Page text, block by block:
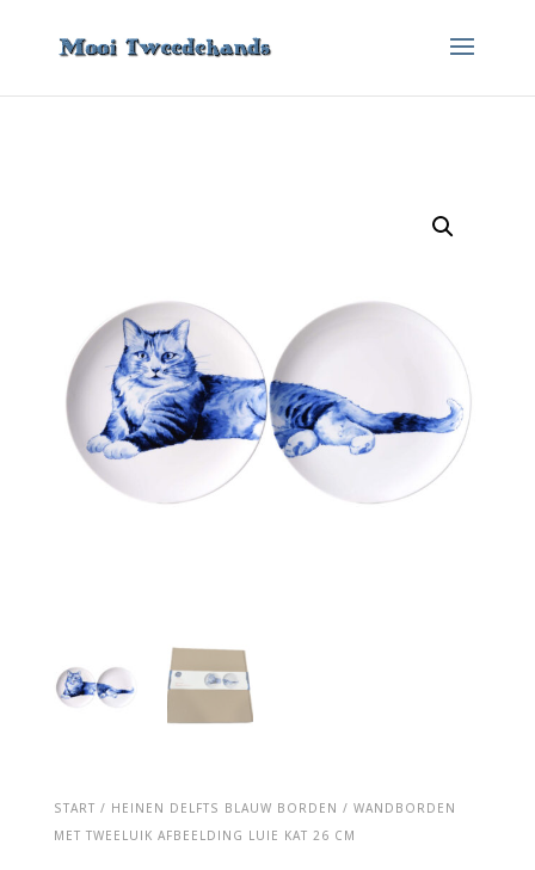
START / HEINEN DELFTS BLAUW BORDEN / WANDBORDEN
MET TWEELUIK AFBEELDING LUIE KAT 26 CM